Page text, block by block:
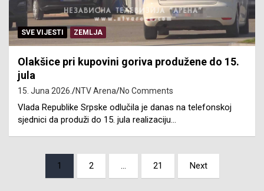
SVE VIJESTI ZEMLJA
Olakšice pri kupovini goriva produžene do 15.
jula
15. Juna 2026. NTV Arena No Comments
Vlada Republike Srpske odlučila je danas na telefonskoj
sjednici da produži do 15. jula realizaciju…
pagination
1 2 … 21 Next